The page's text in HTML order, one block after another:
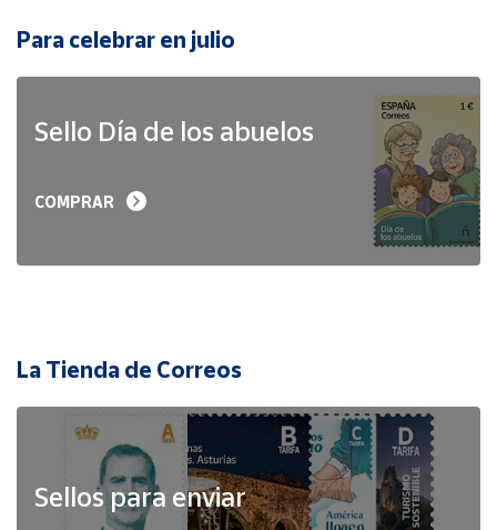
Para celebrar en julio
Sello Día de los abuelos
COMPRAR
La Tienda de Correos
Sellos para enviar